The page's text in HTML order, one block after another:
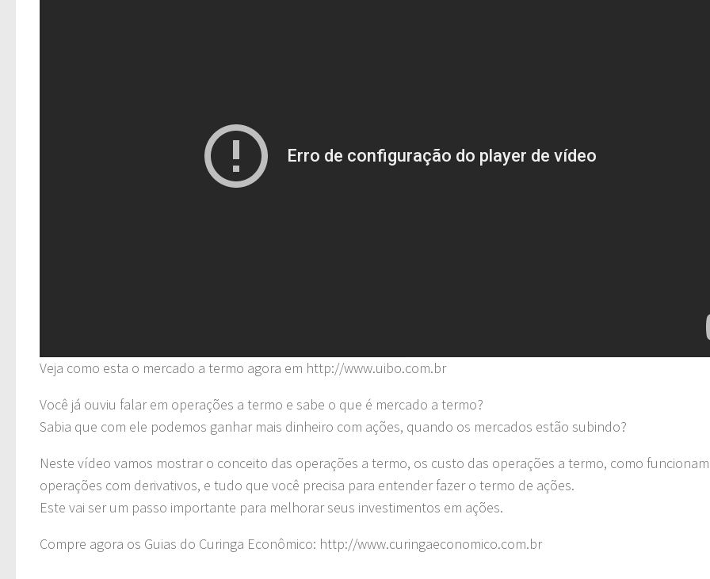
Veja como esta o mercado a termo agora em http://www.uibo.com.br
Você já ouviu falar em operações a termo e sabe o que é mercado a termo?
Sabia que com ele podemos ganhar mais dinheiro com ações, quando os mercados estão subindo?
Neste vídeo vamos mostrar o conceito das operações a termo, os custo das operações a termo, como
operações com derivativos, e tudo que você precisa para entender fazer o termo de ações.
Este vai ser um passo importante para melhorar seus investimentos em ações.
Compre agora os Guias do Curinga Econômico: http://www.curingaeconomico.com.br